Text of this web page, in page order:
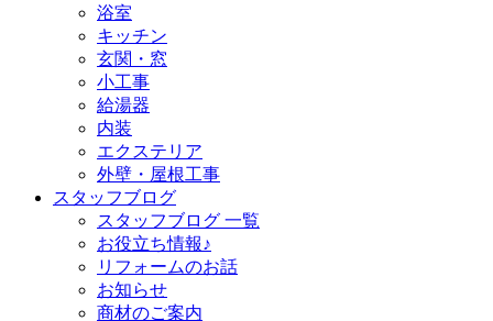
浴室
キッチン
玄関・窓
小工事
給湯器
内装
エクステリア
外壁・屋根工事
スタッフブログ
スタッフブログ 一覧
お役立ち情報♪
リフォームのお話
お知らせ
商材のご案内